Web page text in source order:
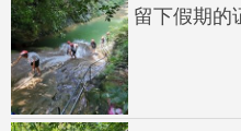
留下假期的